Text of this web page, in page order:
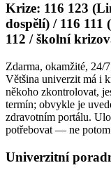
Krize: 116 123
dospělí) / 116 111
112 / školní
Zdarma, okamžité, 24/
Většina univerzit má i
někoho zkontrolovat,
termín; obvykle je
zdravotním portálu.
potřebovat — ne
Univerzitní